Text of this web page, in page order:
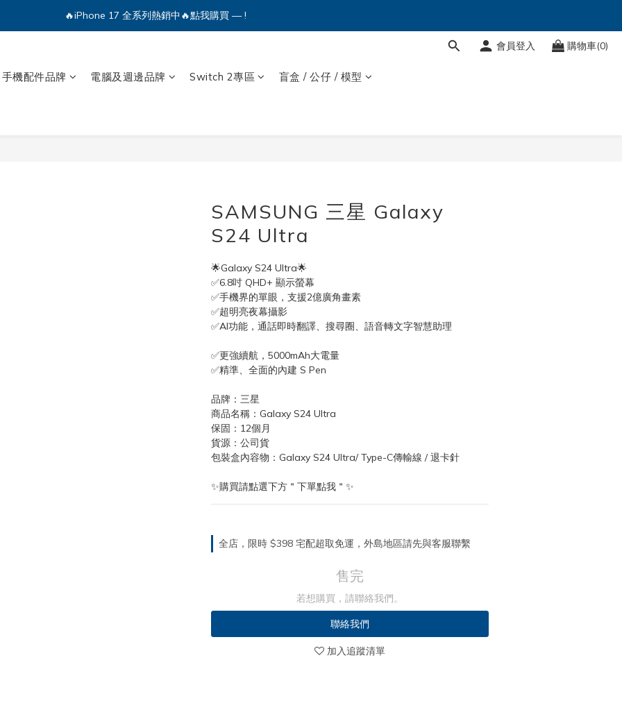
🔥iPhone 17 全系列熱銷中🔥點我購買 — !
會員登入 購物車(0)
手機配件品牌 電腦及週邊品牌 Switch 2專區 盲盒 / 公仔 / 模型
SAMSUNG 三星 Galaxy
S24 Ultra
🌟Galaxy S24 Ultra🌟
✅6.8吋 QHD+ 顯示螢幕
✅手機界的單眼，支援2億廣角畫素
✅超明亮夜幕攝影
✅AI功能，通話即時翻譯、搜尋圈、語音轉文字智慧助理
✅更強續航，5000mAh大電量
✅精準、全面的內建 S Pen
品牌：三星
商品名稱：Galaxy S24 Ultra
保固：12個月
貨源：公司貨
包裝盒內容物：Galaxy S24 Ultra/ Type-C傳輸線 / 退卡針
✨購買請點選下方＂下單點我＂✨
全店，限時 $398 宅配超取免運，外島地區請先與客服聯繫
售完
若想購買，請聯絡我們。
聯絡我們
加入追蹤清單